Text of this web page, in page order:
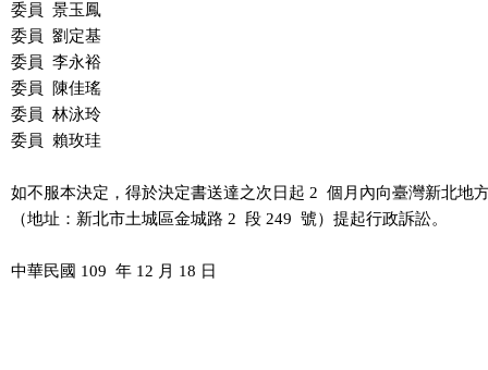
委員  景玉鳳
委員  劉定基
委員  李永裕
委員  陳佳瑤
委員  林泳玲
委員  賴玫珪
如不服本決定，得於決定書送達之次日起 2  個月內向臺灣新北地
（地址：新北市土城區金城路 2  段 249  號）提起行政訴訟。